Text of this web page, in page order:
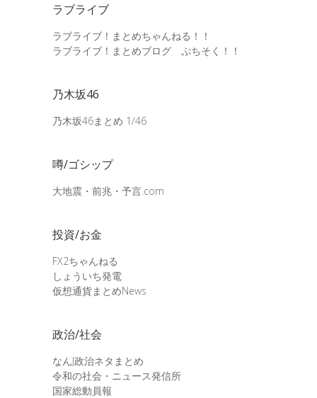
ラブライブ
ラブライブ！まとめちゃんねる！！
ラブライブ！まとめブログ ぷちそく！！
乃木坂46
乃木坂46まとめ 1/46
噂/ゴシップ
大地震・前兆・予言.com
投資/お金
FX2ちゃんねる
しょういち発電
仮想通貨まとめNews
政治/社会
なんJ政治ネタまとめ
令和の社会・ニュース発信所
国家総動員報